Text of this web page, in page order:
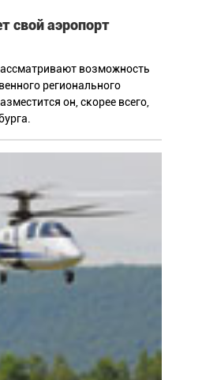
свой аэропорт
возможность
регионального
он, скорее всего,